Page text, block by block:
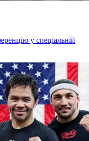
у спеціальній